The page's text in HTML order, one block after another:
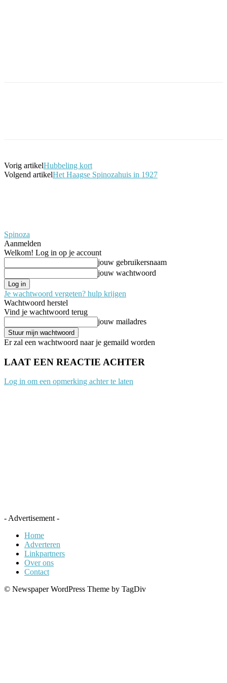
Vorig artikelHubbeling kort
Volgend artikelHet Haagse Spinozahuis in 1927
Spinoza
Aanmelden
Welkom! Log in op je account
jouw gebruikersnaam
jouw wachtwoord
Je wachtwoord vergeten? hulp krijgen
Wachtwoord herstel
Vind je wachtwoord terug
jouw mailadres
Er zal een wachtwoord naar je gemaild worden
LAAT EEN REACTIE ACHTER
Log in om een opmerking achter te laten
- Advertisement -
Home
Adverteren
Linkpartners
Over ons
Contact
© Newspaper WordPress Theme by TagDiv